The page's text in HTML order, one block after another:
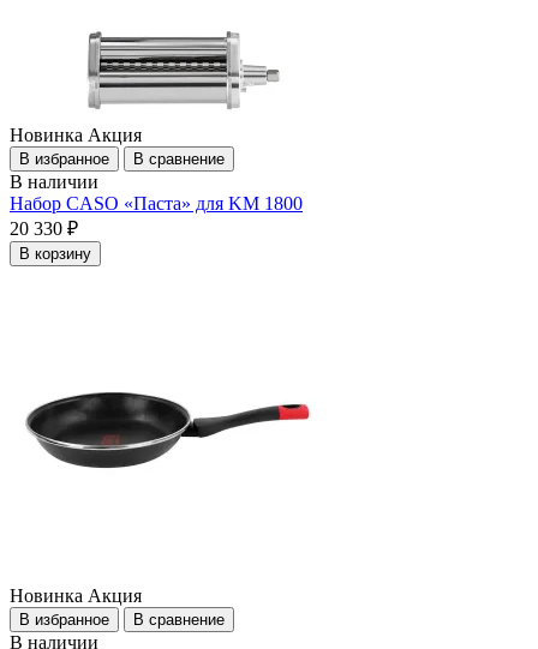
Новинка Акция
В избранное В сравнение
В наличии
Набор CASO «Паста» для KM 1800
20 330 ₽
В корзину
Новинка Акция
В избранное В сравнение
В наличии